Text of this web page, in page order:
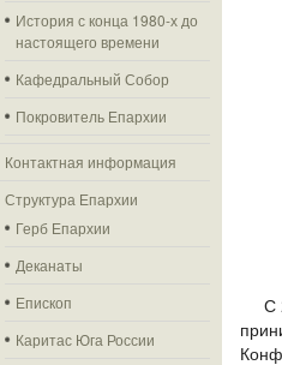
История с конца 1980-х до
настоящего времени
Кафедральный Собор
Покровитель Епархии
Контактная информация
Структура Епархии
Герб Епархии
Деканаты
Епископ
Каритас Юга России
С